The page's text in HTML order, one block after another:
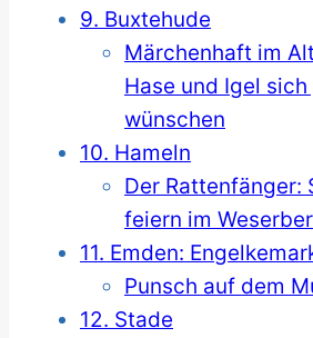
9. Buxtehude
Märchenhaft im
Hase und Igel sich
wünschen
10. Hameln
Der Rattenfänger:
feiern im
11. Emden:
Punsch auf dem
12. Stade